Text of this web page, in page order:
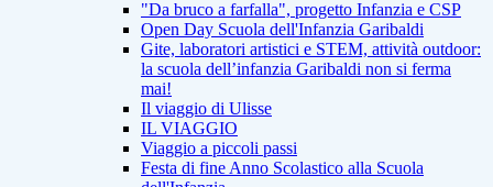
"Da bruco a farfalla", progetto Infanzia e CSP
Open Day Scuola dell'Infanzia Garibaldi
Gite, laboratori artistici e STEM, attività outdoor:
la scuola dell’infanzia Garibaldi non si ferma
mai!
Il viaggio di Ulisse
IL VIAGGIO
Viaggio a piccoli passi
Festa di fine Anno Scolastico alla Scuola